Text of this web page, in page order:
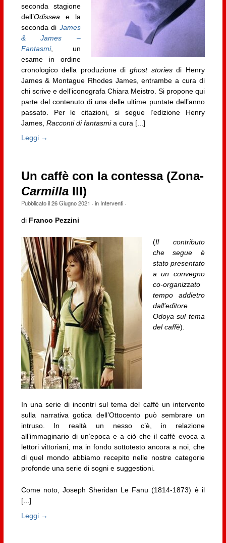
seconda stagione
dell’Odissea e la
seconda diJames
& James –
Fantasmi, un
esame in ordine
cronologico della produzione dighost storiesdi Henry
James & Montague Rhodes James, entrambe a cura di
chi scrive e dell’iconografa Chiara Meistro. Si propone qui
parte del contenuto di una delle ultime puntate dell’anno
passato. Per le citazioni, si segue l’edizione Henry
James, Racconti di fantasmia cura [...]
Leggi →
Un caffè con la contessa (Zona-
CarmillaIII)
Pubblicato il26 Giugno 2021 · in Interventi·
di Franco Pezzini
(Il contributo
che segue è
stato presentato
a un convegno
co-organizzato
tempo addietro
dall’editore
Odoya sul tema
del caffè).
In una serie di incontri sul tema del caffè un intervento
sulla narrativa gotica dell’Ottocento può sembrare un
intruso. In realtà un nesso c’è, in relazione
all’immaginario di un’epoca e a ciò che il caffè evoca a
lettori vittoriani, ma in fondo sottotesto ancora a noi, che
di quel mondo abbiamo recepito nelle nostre categorie
profonde una serie di sogni e suggestioni.
Come noto, Joseph Sheridan Le Fanu (1814-1873) è il
[...]
Leggi →